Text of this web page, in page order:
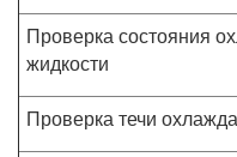
Проверка состояния
жидкости
Проверка течи